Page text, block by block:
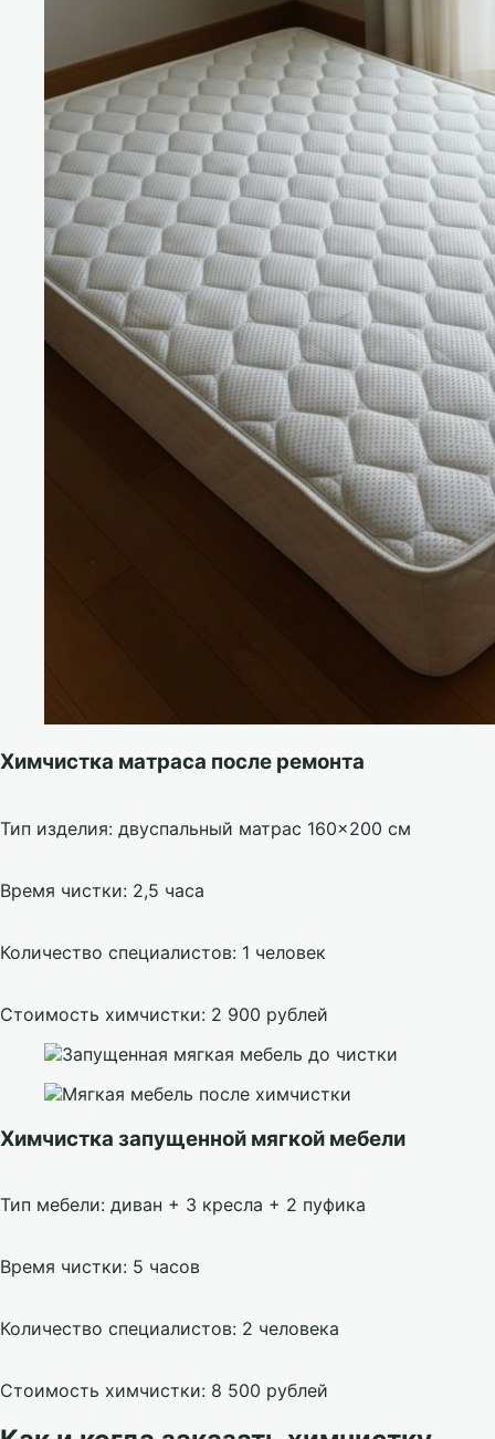
Химчистка матраса после ремонта
Тип изделия: двуспальный матрас 160×200 см
Время чистки: 2,5 часа
Количество специалистов: 1 человек
Стоимость химчистки: 2 900 рублей
Химчистка запущенной мягкой мебели
Тип мебели: диван + 3 кресла + 2 пуфика
Время чистки: 5 часов
Количество специалистов: 2 человека
Стоимость химчистки: 8 500 рублей